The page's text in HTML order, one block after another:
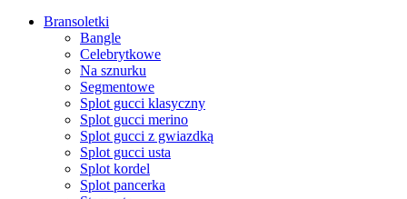
Bransoletki
Bangle
Celebrytkowe
Na sznurku
Segmentowe
Splot gucci klasyczny
Splot gucci merino
Splot gucci z gwiazdką
Splot gucci usta
Splot kordel
Splot pancerka